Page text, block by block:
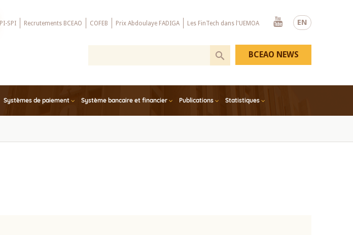
EN
PI-SPI Recrutements BCEAO COFEB Prix Abdoulaye FADIGA Les FinTech dans l'UEMOA
Youtube
Systèmes de paiement Système bancaire et financier Publications Statistiques
BCEAO NEWS